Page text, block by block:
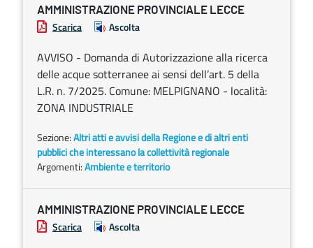
AMMINISTRAZIONE PROVINCIALE LECCE
Scarica Ascolta
AVVISO - Domanda di Autorizzazione alla ricerca
delle acque sotterranee ai sensi dell’art. 5 della
L.R. n. 7/2025. Comune: MELPIGNANO - località:
ZONA INDUSTRIALE
Sezione:Altri atti e avvisi della Regione e di altri enti
pubblici che interessano la collettività regionale
Argomenti:Ambiente e territorio
AMMINISTRAZIONE PROVINCIALE LECCE
Scarica Ascolta